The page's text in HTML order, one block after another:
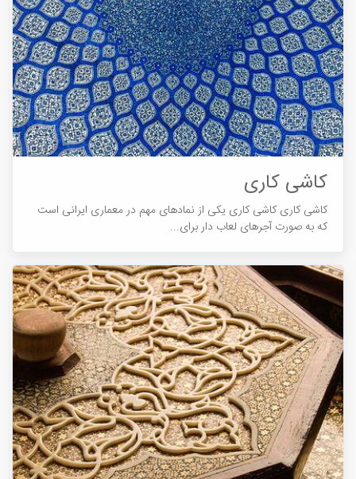
کاشی کاری
کاشی کاری کاشی کاری یکی از نمادهای مهم در معماری ایرانی است
که به صورت آجرهای لعاب دار برای...